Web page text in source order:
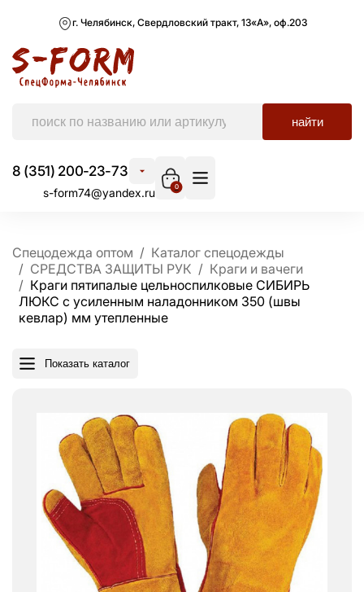
г. Челябинск, Свердловский тракт, 13«А», оф.203
найти
8 (351) 200-23-73
s-form74@yandex.ru 0
Спецодежда оптом
Каталог спецодежды
СРЕДСТВА ЗАЩИТЫ РУК
Краги и вачеги
Краги пятипалые цельноспилковые СИБИРЬ
ЛЮКС с усиленным наладонником 350 (швы
кевлар) мм утепленные
Показать каталог